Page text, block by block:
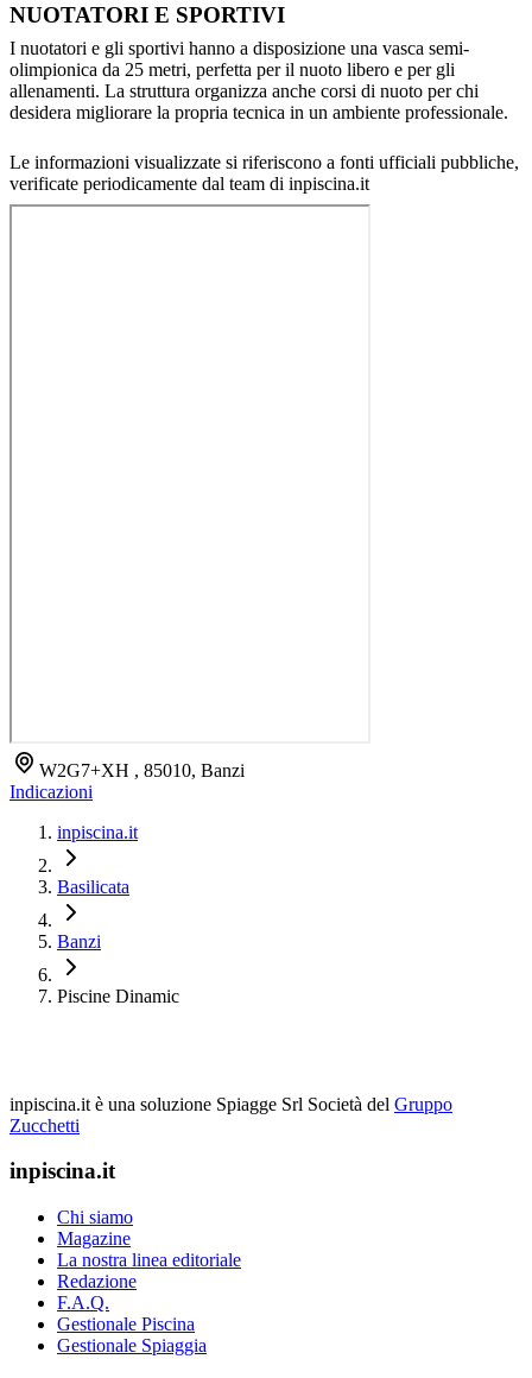
NUOTATORI E SPORTIVI
I nuotatori e gli sportivi hanno a disposizione una vasca semi-
olimpionica da 25 metri, perfetta per il nuoto libero e per gli
allenamenti. La struttura organizza anche corsi di nuoto per chi
desidera migliorare la propria tecnica in un ambiente professionale.
Le informazioni visualizzate si riferiscono a fonti ufficiali pubbliche,
verificate periodicamente dal team di inpiscina.it
W2G7+XH , 85010, Banzi
Indicazioni
inpiscina.it
Basilicata
Banzi
Piscine Dinamic
inpiscina.it è una soluzione Spiagge Srl Società del Gruppo
Zucchetti
inpiscina.it
Chi siamo
Magazine
La nostra linea editoriale
Redazione
F.A.Q.
Gestionale Piscina
Gestionale Spiaggia